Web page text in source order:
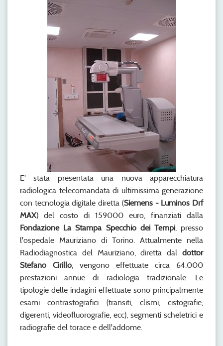
E' stata presentata una nuova apparecchiatura
radiologica telecomandata di ultimissima generazione
con tecnologia digitale diretta (Siemens - Luminos Drf
MAX) del costo di 159000 euro, finanziati dalla
Fondazione La Stampa Specchio dei Tempi, presso
l'ospedale Mauriziano di Torino. Attualmente nella
Radiodiagnostica del Mauriziano, diretta dal dottor
Stefano Cirillo, vengono effettuate circa 64.000
prestazioni annue di radiologia tradizionale. Le
tipologie delle indagini effettuate sono principalmente
esami contrastografici (transiti, clismi, cistografie,
digerenti, videofluorografie, ecc), segmenti scheletrici e
radiografie del torace e dell'addome.